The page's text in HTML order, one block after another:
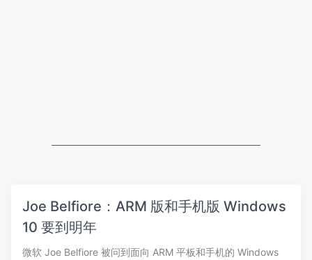
Joe Belfiore：ARM 版和手机版 Windows
10 要到明年
微软 Joe Belfiore 被问到面向 ARM 平板和手机的 Windows